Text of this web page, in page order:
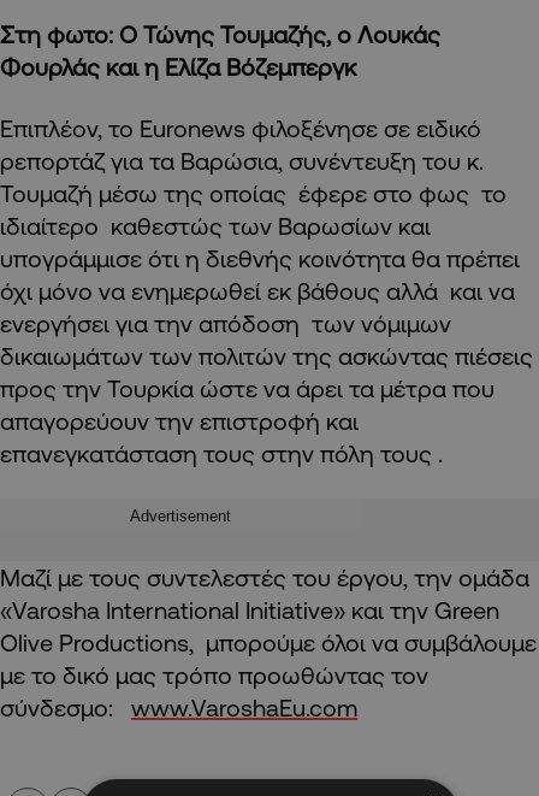
Στη φωτο: Ο Τώνης Τουμαζής, ο Λουκάς
Φουρλάς και η Ελίζα Βόζεμπεργκ
Επιπλέον, το Euronews φιλοξένησε σε ειδικό
ρεπορτάζ για τα Βαρώσια, συνέντευξη του κ.
Τουμαζή μέσω της οποίας έφερε στο φως το
ιδιαίτερο καθεστώς των Βαρωσίων και
υπογράμμισε ότι η διεθνής κοινότητα θα πρέπει
όχι μόνο να ενημερωθεί εκ βάθους αλλά και να
ενεργήσει για την απόδοση των νόμιμων
δικαιωμάτων των πολιτών της ασκώντας πιέσεις
προς την Τουρκία ώστε να άρει τα μέτρα που
απαγορεύουν την επιστροφή και
επανεγκατάσταση τους στην πόλη τους .
Advertisement
Μαζί με τους συντελεστές του έργου, την ομάδα
«Varosha International Initiative» και την Green
Olive Productions, μπορούμε όλοι να συμβάλουμε
με το δικό μας τρόπο προωθώντας τον
σύνδεσμο: www.VaroshaEu.com